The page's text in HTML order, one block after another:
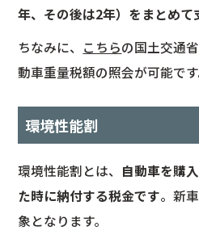
年、その後は2年）をまとめて
ちなみに、 こちらの国土交通
動車重量税額の照会が可能です
環境性能割
環境性能割とは、 自動車を購
た時に納付する税金です。新
象となります。